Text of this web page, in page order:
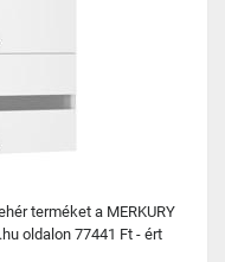
terméket a MERKURY
oldalon 77441 Ft - ért